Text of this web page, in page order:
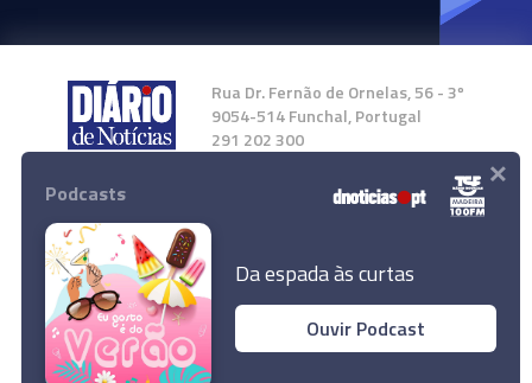
Rua Dr. Fernão de Ornelas, 56 - 3º
9054-514 Funchal, Portugal
291 202 300
Instale a nossa App
© 2024 Empresa Diário de Notícias, Lda.
Todos os direitos reservados.
Podcasts
Da espada às curtas
Ouvir Podcast
×